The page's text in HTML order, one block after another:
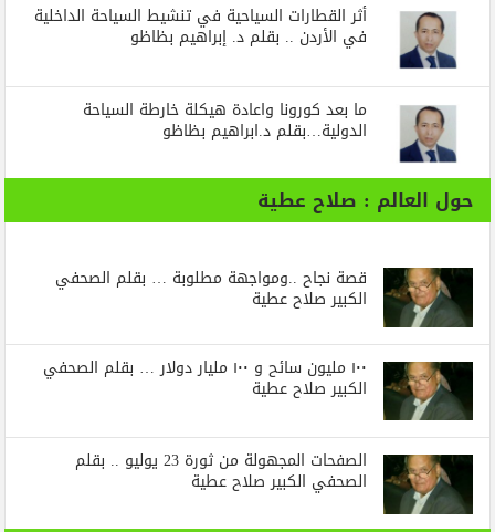
أثر القطارات السياحية في تنشيط السياحة الداخلية
في الأردن .. بقلم د. إبراهيم بظاظو
ما بعد كورونا واعادة هيكلة خارطة السياحة
الدولية…بقلم د.ابراهيم بظاظو
حول العالم : صلاح عطية
قصة نجاح ..ومواجهة مطلوبة … بقلم الصحفي
الكبير صلاح عطية
١٠٠ مليون سائح و ١٠٠ مليار دولار … بقلم الصحفي
الكبير صلاح عطية
الصفحات المجهولة من ثورة 23 يوليو .. بقلم
الصحفي الكبير صلاح عطية